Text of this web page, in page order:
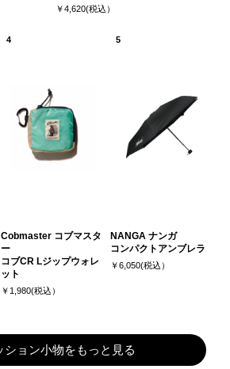
￥4,620(税込）
Cobmaster コブマスタ
ー
コブCR Lジップウォレ
ット
￥1,980(税込）
NANGA ナンガ
コンパクトアンブレラ
￥6,050(税込）
ション小物をもっと見る